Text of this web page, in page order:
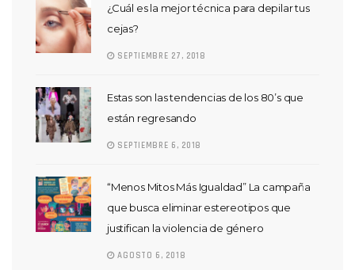
¿Cuál es la mejor técnica para depilar tus
cejas?
SEPTIEMBRE 27, 2018
Estas son las tendencias de los 80’s que
están regresando
SEPTIEMBRE 6, 2018
“Menos Mitos Más Igualdad” La campaña
que busca eliminar estereotipos que
justifican la violencia de género
AGOSTO 6, 2018